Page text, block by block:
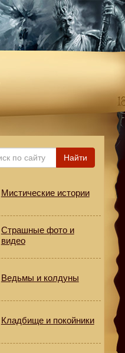
Найти
Мистические истории
Страшные фото и
видео
Ведьмы и колдуны
Кладбище и покойники